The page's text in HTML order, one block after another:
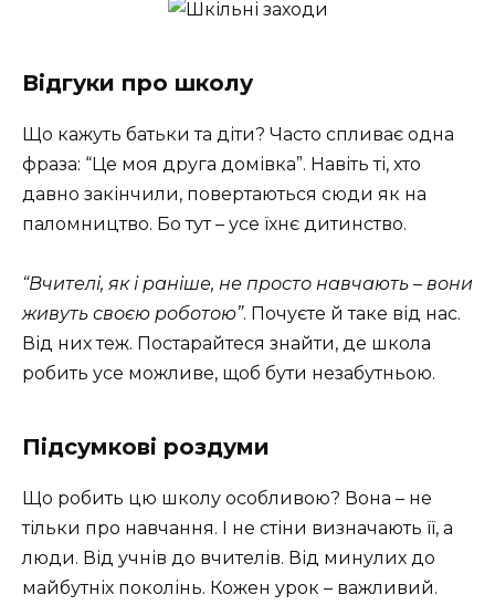
Відгуки про школу
Що кажуть батьки та діти? Часто спливає одна
фраза: “Це моя друга домівка”. Навіть ті, хто
давно закінчили, повертаються сюди як на
паломництво. Бо тут – усе їхнє дитинство.
“Вчителі, як і раніше, не просто навчають – вони
живуть своєю роботою”. Почуєте й таке від нас.
Від них теж. Постарайтеся знайти, де школа
робить усе можливе, щоб бути незабутньою.
Підсумкові роздуми
Що робить цю школу особливою? Вона – не
тільки про навчання. І не стіни визначають її, а
люди. Від учнів до вчителів. Від минулих до
майбутніх поколінь. Кожен урок – важливий.